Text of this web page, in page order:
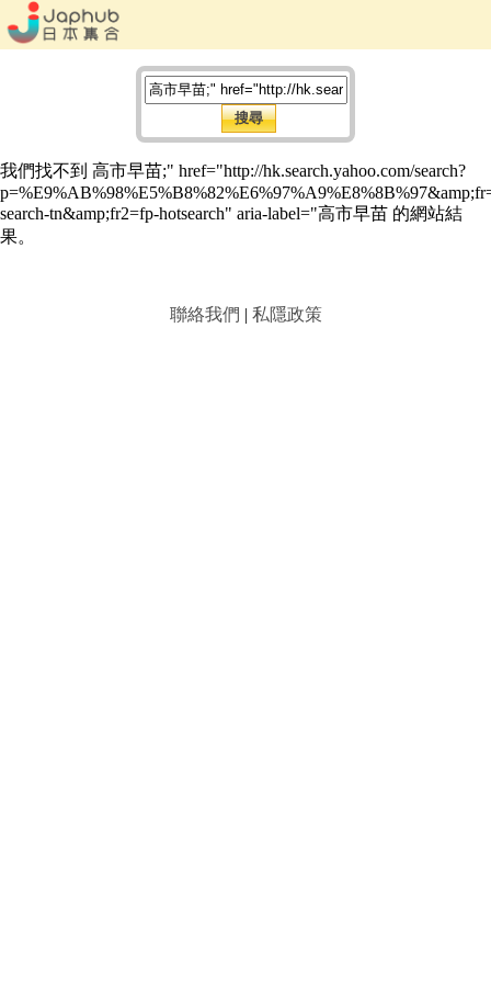
我們找不到 高市早苗;" href="http://hk.search.yahoo.com/search?
search-tn&amp;fr2=fp-hotsearch" aria-label="高市早苗 的網站結
果。
聯絡我們 | 私隱政策